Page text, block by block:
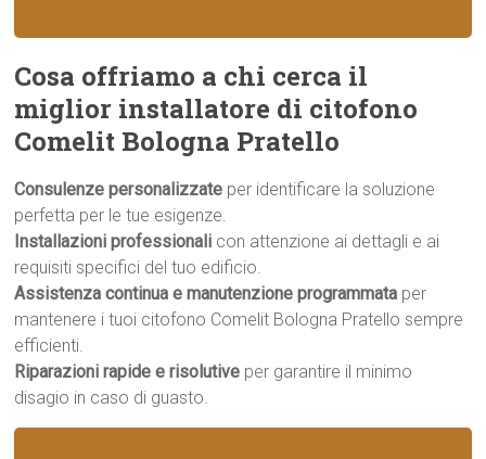
Cosa offriamo a chi cerca il
miglior installatore di citofono
Comelit Bologna Pratello
Consulenze personalizzate per identificare la soluzione
perfetta per le tue esigenze.
Installazioni professionali con attenzione ai dettagli e ai
requisiti specifici del tuo edificio.
Assistenza continua e manutenzione programmata per
mantenere i tuoi citofono Comelit Bologna Pratello sempre
efficienti.
Riparazioni rapide e risolutive per garantire il minimo
disagio in caso di guasto.